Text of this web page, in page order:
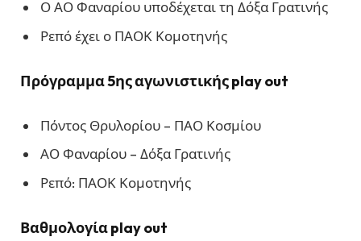
Ο ΑΟ Φαναρίου υποδέχεται τη Δόξα Γρατινής
Ρεπό έχει ο ΠΑΟΚ Κομοτηνής
Πρόγραμμα 5ης αγωνιστικής play out
Πόντος Θρυλορίου – ΠΑΟ Κοσμίου
ΑΟ Φαναρίου – Δόξα Γρατινής
Ρεπό: ΠΑΟΚ Κομοτηνής
Βαθμολογία play out